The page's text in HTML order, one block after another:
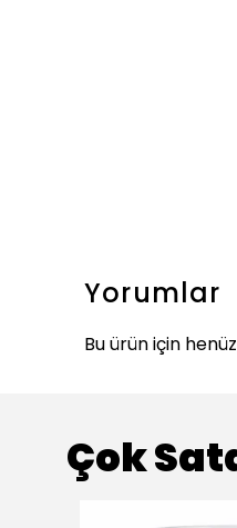
Yorumlar
Bu ürün için
Çok